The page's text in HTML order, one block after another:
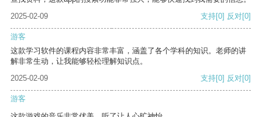
2025-02-09
支持[0] 反对[0]
游客
这款学习软件的课程内容非常丰富，涵盖了各个学科的知识。老师的讲
解非常生动，让我能够轻松理解知识点。
2025-02-09
支持[0] 反对[0]
游客